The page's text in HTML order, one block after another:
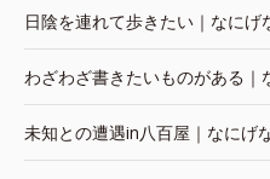
日陰を連れて歩きたい｜なにげ
わざわざ書きたいものがある｜
未知との遭遇in八百屋｜なにげ